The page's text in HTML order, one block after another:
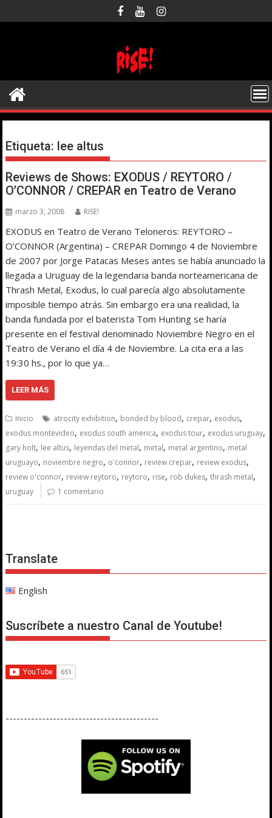
al
Etiqueta: lee altus
Reviews de Shows: EXODUS / REYTORO /
O’CONNOR / CREPAR en Teatro de Verano
marzo 3, 2008 RISE!
EXODUS en Teatro de Verano Teloneros: REYTORO –
O’CONNOR (Argentina) – CREPAR Domingo 4 de Noviembre
de 2007 por Jorge Patacas Meses antes se había anunciado la
llegada a Uruguay de la legendaria banda norteamericana de
Thrash Metal, Exodus, lo cual parecía algo absolutamente
imposible tiempo atrás. Sin embargo era una realidad, la
banda fundada por el baterista Tom Hunting se haría
presente en el festival denominado Noviembre Negro en el
Teatro de Verano el día 4 de Noviembre. La cita era a las
19:30 hs., por lo que ya…
LEER MÁS
Inicio atrocity exhibition, bonded by blood, crepar, exodus,
exodus montevideo, exodus south america, exodus tour, exodus uruguay,
gary holt, lee altus, leyendas del metal, metal, metal argentino, metal
uruguayo, noviembre negro, o'connor, review crepar, review exodus,
review o'connor, review reytoro, reytoro, rise, rob dukes,thrash metal,
uruguay 1 comentario
Translate
English
Suscríbete a nuestro Canal de Youtube!
------------------------------------------